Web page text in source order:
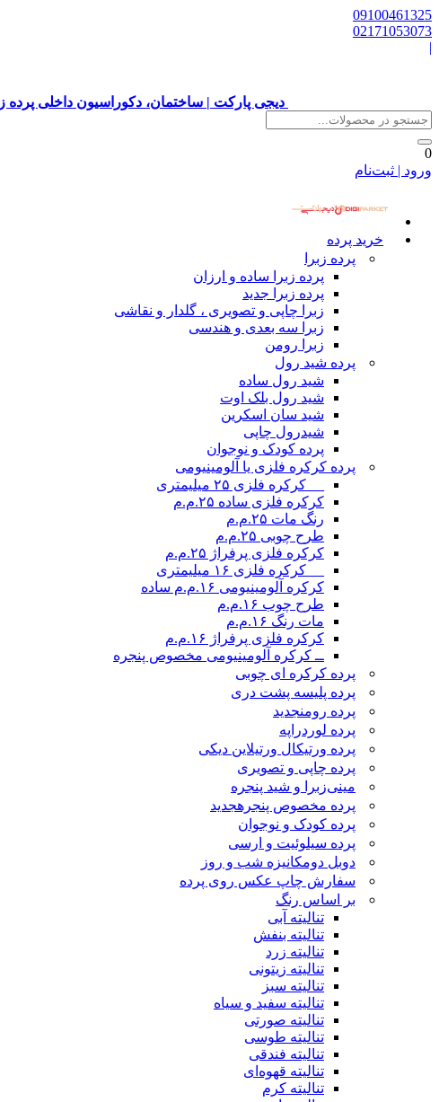
09100461325
02171053073
|
دیجی پارکت | ساختمان، دکوراسیون داخلی پرده
0
ورود | ثبت‌نام
خرید پرده
پرده زبرا
پرده زبرا ساده و ارزان
پرده زبرا جدید
زبرا چاپی و تصویری ، گلدار و نقاشی
زبرا سه بعدی و هندسی
زبرا رومن
پرده شید رول
شید رول ساده
شید رول بلک اوت
شید سان اسکرین
شیدرول چاپی
پرده کودک و نوجوان
پرده کرکره فلزی یا آلومینیومی
__ کرکره فلزی ۲۵ میلیمتری
کرکره فلزی ساده ۲۵.م.م
رنگ مات ۲۵.م.م
طرح چوبی ۲۵.م.م
کرکره فلزی پرفراژ ۲۵.م.م
__ کرکره فلزی ۱۶ میلیمتری
کرکره آلومینیومی ۱۶.م.م ساده
طرح چوب ۱۶.م.م
مات رنگ ۱۶.م.م
کرکره فلزی پرفراژ ۱۶.م.م
ــ کرکره آلومینیومی مخصوص پنجره
پرده کرکره ای چوبی
پرده پلیسه پشت دری
پرده رومنجدید
پرده لوردراپه
پرده ورتیکال ورتیلاین دیکی
پرده چاپی و تصویری
مینی‌زبرا و شید پنجره
پرده مخصوص پنجرهجدید
پرده کودک و نوجوان
پرده سیلوئیت و ارسی
دوبل دومکانیزه شب و روز
سفارش چاپ عکس روی پرده
بر اساس رنگ
تنالیته آبی
تنالیته بنفش
تنالیته زرد
تنالیته زیتونی
تنالیته سبز
تنالیته سفید و سیاه
تنالیته صورتی
تنالیته طوسی
تنالیته فندقی
تنالیته قهوه‌ای
تنالیته کرم